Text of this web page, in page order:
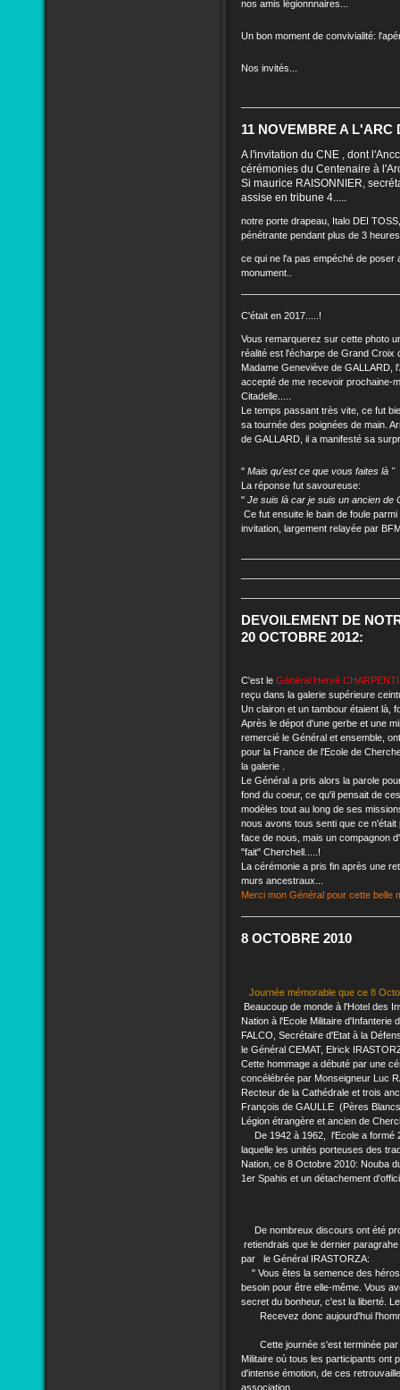
nos amis légionnnaires...
Un bon moment de convivialité:
Nos invités...
11 NOVEMBRE A L'ARC
A l'invitation du CNE , dont
cérémonies du Centenaire à
Si maurice RAISONNIER,
assise en tribune 4.....
notre porte drapeau, Italo DEI
pénétrante pendant plus de 3
ce qui ne l'a pas empéché de
monument..
C'était en 2017.....!
Vous remarquerez sur cette photo
réalité est l'écharpe de Grand Croix
Madame Geneviève de GALLARD,
accepté de me recevoir prochaine-
Citadelle.....
Le temps passant très vite, ce fut
sa tournée des poignées de main.
de GALLARD, il a manifesté sa
" Mais qu'est ce que vous faites là "
La réponse fut savoureuse:
" Je suis là car je suis un ancien de
Ce fut ensuite le bain de foule
invitation, largement relayée par
DEVOILEMENT DE
20 OCTOBRE 2012:
C'est le Général Hervé
reçu dans la galerie supérieure
Un clairon et un tambour étaient là,
Après le dépot d'une gerbe et une
remercié le Général et ensemble,
pour la France de l'Ecole de
la galerie .
Le Général a pris alors la parole
fond du coeur, ce qu'il pensait de
modèles tout au long de ses
nous avons tous senti que ce
face de nous, mais un compagnon
"fait" Cherchell.....!
La cérémonie a pris fin après une
murs ancestraux...
Merci mon Général pour cette belle
8 OCTOBRE 2010
Journée mémorable que ce 8
Beaucoup de monde à l'Hotel des
Nation à l'Ecole Militaire d'Infanterie
FALCO, Secrétaire d'Etat à la
le Général CEMAT, Elrick
Cette hommage a débuté par une
concélébrée par Monseigneur Luc
Recteur de la Cathédrale et trois
François de GAULLE (Pères
Légion étrangère et ancien de
De 1942 à 1962, l'Ecole a formé
laquelle les unités porteuses des
Nation, ce 8 Octobre 2010: Nouba
1er Spahis et un détachement
De nombreux discours ont été
retiendrais que le dernier
par le Général IRASTORZA:
" Vous êtes la semence des
besoin pour être elle-même. Vous
secret du bonheur, c'est la liberté.
Recevez donc aujourd'hui
Cette journée s'est terminée par
Militaire où tous les participants ont
d'intense émotion, de ces
association.